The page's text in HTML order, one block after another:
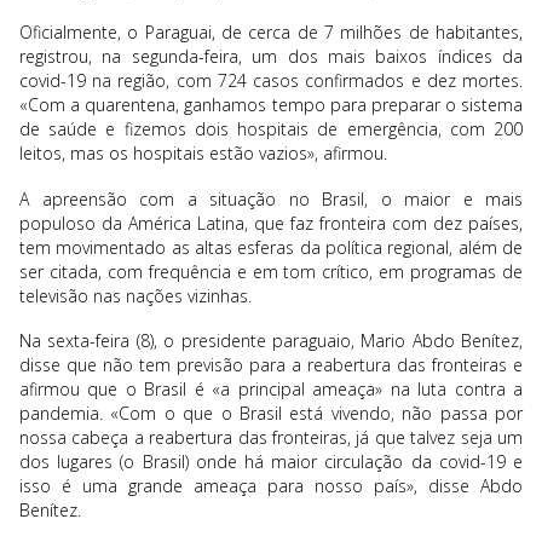
Oficialmente, o Paraguai, de cerca de 7 milhões de habitantes,
registrou, na segunda-feira, um dos mais baixos índices da
covid-19 na região, com 724 casos confirmados e dez mortes.
«Com a quarentena, ganhamos tempo para preparar o sistema
de saúde e fizemos dois hospitais de emergência, com 200
leitos, mas os hospitais estão vazios», afirmou.
A apreensão com a situação no Brasil, o maior e mais
populoso da América Latina, que faz fronteira com dez países,
tem movimentado as altas esferas da política regional, além de
ser citada, com frequência e em tom crítico, em programas de
televisão nas nações vizinhas.
Na sexta-feira (8), o presidente paraguaio, Mario Abdo Benítez,
disse que não tem previsão para a reabertura das fronteiras e
afirmou que o Brasil é «a principal ameaça» na luta contra a
pandemia. «Com o que o Brasil está vivendo, não passa por
nossa cabeça a reabertura das fronteiras, já que talvez seja um
dos lugares (o Brasil) onde há maior circulação da covid-19 e
isso é uma grande ameaça para nosso país», disse Abdo
Benítez.